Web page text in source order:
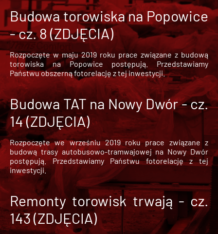
Budowa torowiska na Popowice
- cz. 8 (ZDJĘCIA)
Rozpoczęte w maju 2019 roku prace związane z budową
torowiska na Popowice
postępują. Przedstawiamy
Państwu obszerną fotorelację z tej inwestycji.
Budowa TAT na Nowy Dwór - cz.
14 (ZDJĘCIA)
Rozpoczęte we wrześniu 2019 roku prace związane z
budową trasy autobusowo-tramwajowej na Nowy Dwór
postępują. Przedstawiamy Państwu fotorelację z tej
inwestycji.
Remonty torowisk trwają - cz.
143 (ZDJĘCIA)